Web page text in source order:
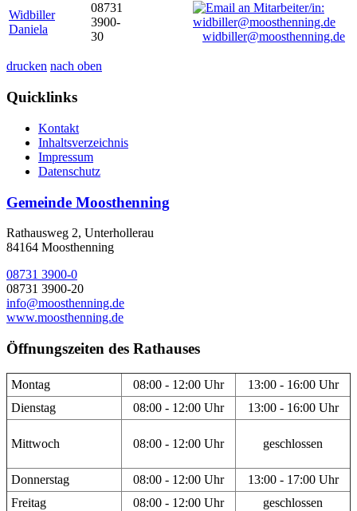
Widbiller
Daniela
08731
3900-
30
widbiller@moosthenning.de
drucken nach oben
Quicklinks
Kontakt
Inhaltsverzeichnis
Impressum
Datenschutz
Gemeinde Moosthenning
Rathausweg 2, Unterhollerau
84164 Moosthenning
08731 3900-0
08731 3900-20
info@moosthenning.de
www.moosthenning.de
Öffnungszeiten des Rathauses
Montag 08:00 - 12:00 Uhr
13:00 - 16:00 Uhr
Dienstag
08:00 - 12:00 Uhr 13:00 - 16:00 Uhr
Mittwoch 08:00 - 12:00 Uhr geschlossen
Donnerstag 08:00 - 12:00 Uhr
13:00 - 17:00 Uhr
Freitag
08:00 - 12:00 Uhr geschlossen